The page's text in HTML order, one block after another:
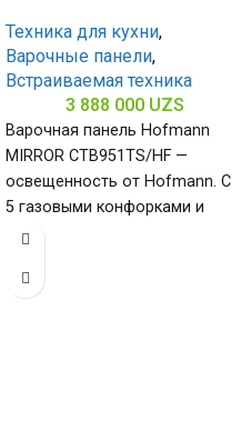
Техника для кухни,
Варочные панели,
Встраиваемая техника
3 888 000 UZS
Варочная панель Hofmann
MIRROR CTB951TS/HF —
освещенность от Hofmann. С
5 газовыми конфорками и
поверхностью из закалённого